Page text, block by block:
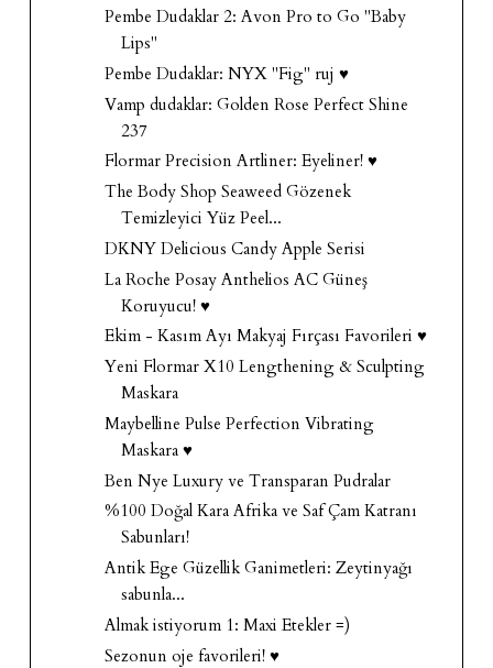
Pembe Dudaklar 2: Avon Pro to Go "Baby
Lips"
Pembe Dudaklar: NYX "Fig" ruj ♥
Vamp dudaklar: Golden Rose Perfect Shine
237
Flormar Precision Artliner: Eyeliner! ♥
The Body Shop Seaweed Gözenek
Temizleyici Yüz Peel...
DKNY Delicious Candy Apple Serisi
La Roche Posay Anthelios AC Güneş
Koruyucu! ♥
Ekim - Kasım Ayı Makyaj Fırçası Favorileri ♥
Yeni Flormar X10 Lengthening & Sculpting
Maskara
Maybelline Pulse Perfection Vibrating
Maskara ♥
Ben Nye Luxury ve Transparan Pudralar
%100 Doğal Kara Afrika ve Saf Çam Katranı
Sabunları!
Antik Ege Güzellik Ganimetleri: Zeytinyağı
sabunla...
Almak istiyorum 1: Maxi Etekler =)
Sezonun oje favorileri! ♥